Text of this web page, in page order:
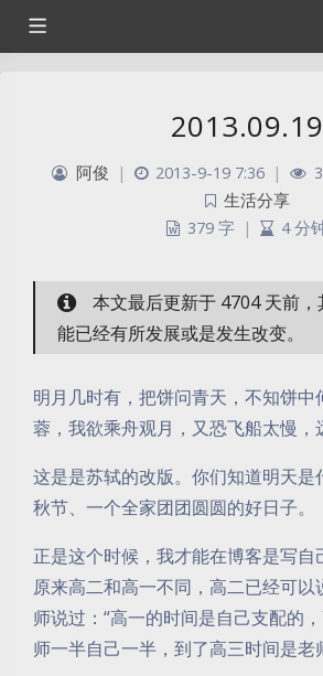
2013.09.19
阿俊 | 2013-9-19 7:36 |
生活分享
379 字 | 4 分
本文最后更新于 4704 天前
能已经有所发展或是发生改变。
明月几时有，把饼问青天，不知饼中
蓉，我欲乘舟观月，又恐飞船太慢，
这是是苏轼的改版。你们知道明天是
秋节、一个全家团团圆圆的好日子。
正是这个时候，我才能在博客是写自
原来高二和高一不同，高二已经可以
师说过：“高一的时间是自己支配的
师一半自己一半，到了高三时间是老